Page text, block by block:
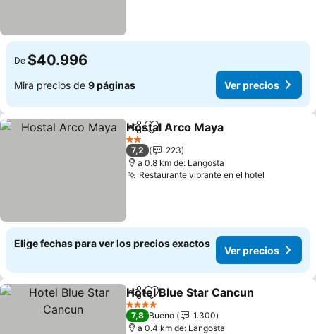
De $40.996
Mira precios de 9 páginas Ver precios
CompartirAgregar a favoritos
Hostal Arco Maya
2 Estrellas
7,2
223
a 0.8 km de: Langosta
Restaurante vibrante en el hotel
Elige fechas para ver los precios exactos
Ver precios
CompartirAgregar a favoritos
Hotel Blue Star Cancun
4 Estrellas
7,8 Bueno
1.300
a 0.4 km de: Langosta